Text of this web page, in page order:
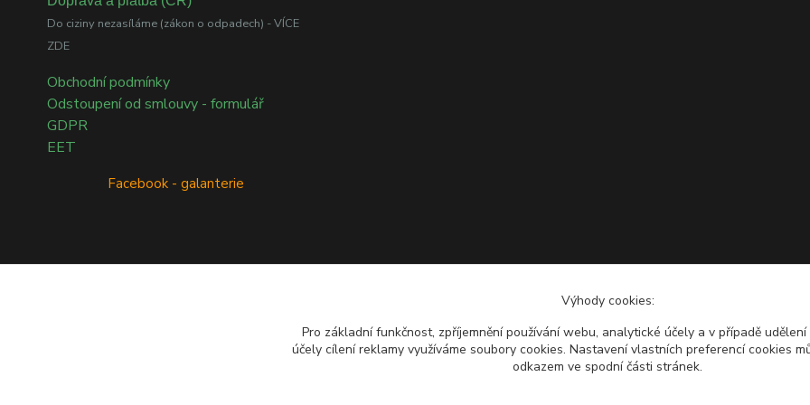
Do ciziny nezasíláme (zákon o odpadech) - VÍCE
ZDE
Obchodní podmínky
Odstoupení od smlouvy - formulář
GDPR
EET
Facebook - galanterie
Výhody cookies:
Pro základní funkčnost, zpříjemnění používání webu, analytické účely a v případě
účely cílení reklamy využíváme soubory cookies. Nastavení vlastních preferencí cookies
odkazem ve spodní části stránek.